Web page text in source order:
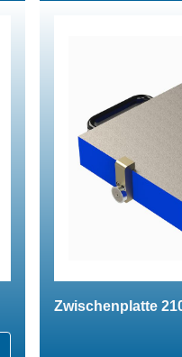
Zwischenplatte